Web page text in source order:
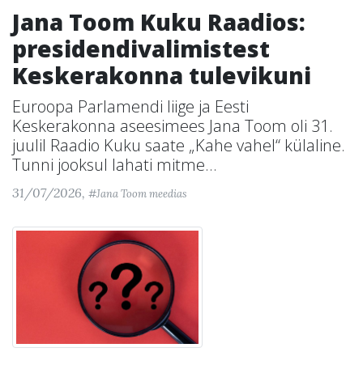
Jana Toom Kuku Raadios:
presidendivalimistest
Keskerakonna tulevikuni
Euroopa Parlamendi liige ja Eesti
Keskerakonna aseesimees Jana Toom oli 31.
juulil Raadio Kuku saate „Kahe vahel“ külaline.
Tunni jooksul lahati mitme...
31/07/2026, #Jana Toom meedias